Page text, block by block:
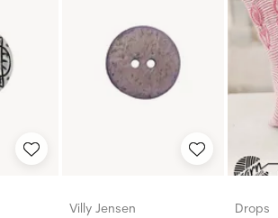
Villy Jensen
Drops